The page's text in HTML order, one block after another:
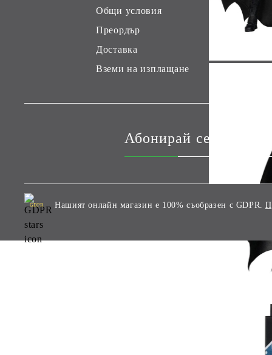
Общи условия
Преордър
Доставка
Вземи на изплащане
Абонирай се за
GDPR Нашият онлайн магазин е 100% съобразен с GDPR.